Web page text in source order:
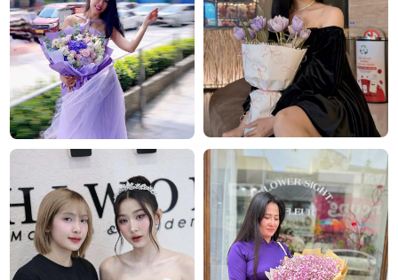
nhắn gửi dịu dàng: có những thương nhớ sẽ còn ở
lại, rất lâu, trong lòng người thân yêu.
Công ty TNHH Hoa Tươi FLOWERSIGHT –Shop
hoa tươiTP.HCM
FlowerSight là shop hoa chuyên cung cấphoa tươi
Sài Gònvà toàn quốc với dịch vụ giao nhanh, đúng
hẹn. Mỗi sản phẩm là một tác phẩm nghệ thuật
được thiết kế bởi đội ngũ chuyên nghiệp, trong đó có
nhà thiết kế Thanh Thủy Florist.
Chúng tôi tự hào mang đến bộ sưu tập hoa tươi
phong phú cho mọi dịp: từ
hoa sinh nhật,hoa khai